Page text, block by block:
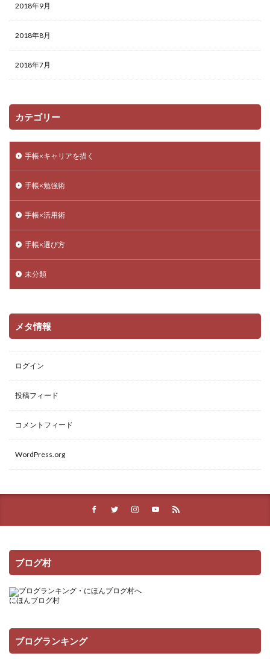
2018年9月
2018年8月
2018年7月
カテゴリー
手帳×キャリアを描く
手帳×勉強術
手帳×活用術
手帳×選び方
未分類
メタ情報
ログイン
投稿フィード
コメントフィード
WordPress.org
ブログ村
にほんブログ村
ブログランキング